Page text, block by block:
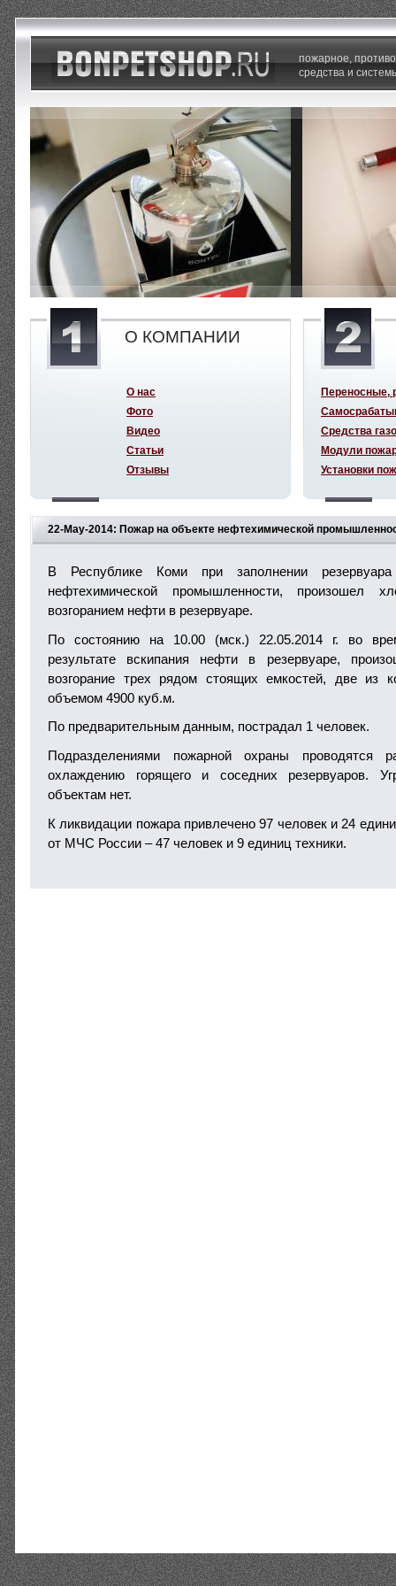
22-May-2014: Пожар на объекте нефтехимической
В Республике Коми при заполнении
нефтехимической промышленности, произошел
возгоранием нефти в резервуаре.
По состоянию на 10.00 (мск.) 22.05.2014 г. во
результате вскипания нефти в резервуаре,
возгорание трех рядом стоящих емкостей, две из
объемом 4900 куб.м.
По предварительным данным, пострадал 1 человек.
Подразделениями пожарной охраны
охлаждению горящего и соседних резервуаров.
объектам нет.
К ликвидации пожара привлечено 97 человек и 24
от МЧС России – 47 человек и 9 единиц техники.
пожарное,
средства и
О КОМПАНИИ
О нас
Фото
Видео
Статьи
Отзывы
Переносные,
Средства
Модули
Установки